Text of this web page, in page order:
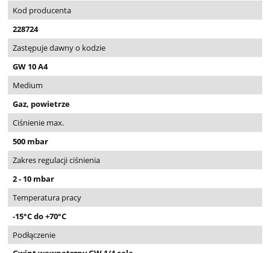
Kod producenta
228724
Zastępuje dawny o kodzie
GW 10 A4
Medium
Gaz, powietrze
Ciśnienie max.
500 mbar
Zakres regulacji ciśnienia
2 - 10 mbar
Temperatura pracy
-15°C do +70°C
Podłączenie